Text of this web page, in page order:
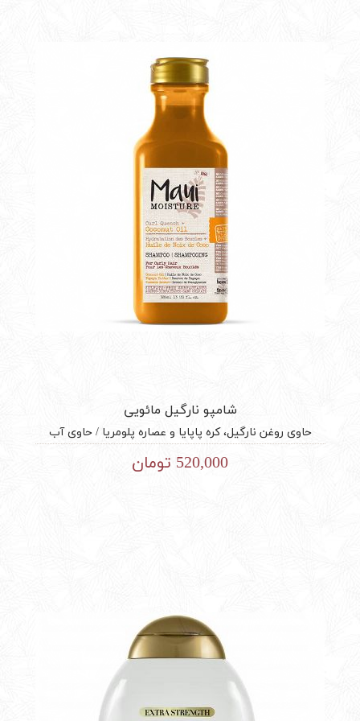
شامپو نارگیل مائویی
حاوی روغن نارگیل، کره پاپایا و عصاره پلومریا / حاوی آب
آلوئه‌ورای ۱۰۰% خالص / مخصوص موهای فر، ضخیم و مجعد
520,000 تومان